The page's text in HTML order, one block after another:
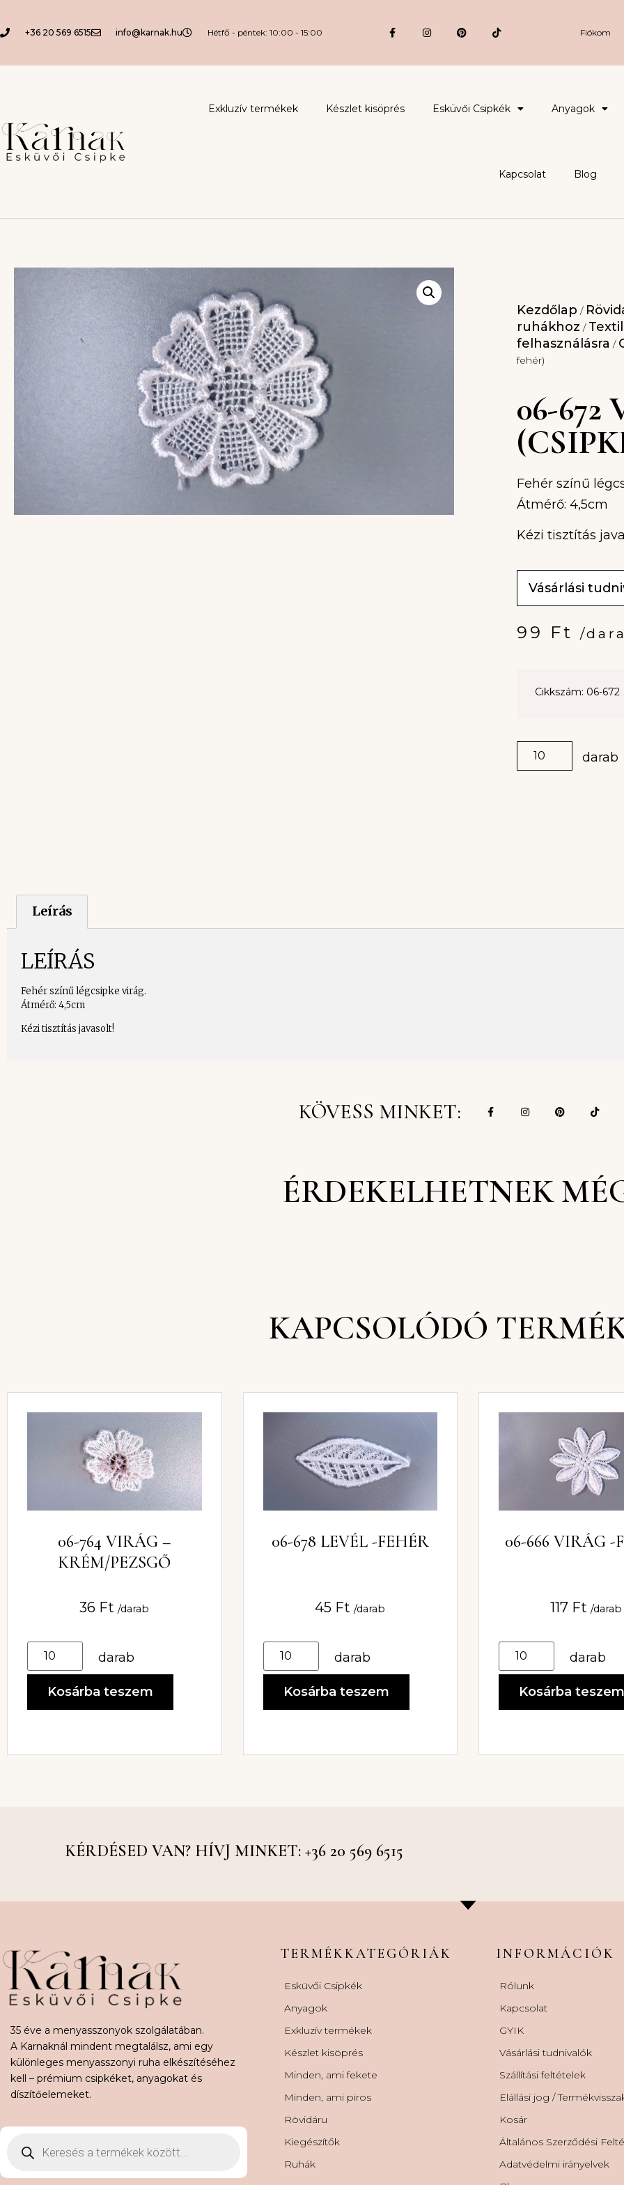
+36 20 569 6515 info@karnak.hu Hétfő - péntek: 10:00 - 15:00 Fiókom
Exkluzív termékek Készlet kisöprés Esküvői Csipkék Anyagok
Kapcsolat Blog
Kezdőlap /
ruhákhoz /
felhasználásra /
fehér)
06-672
Fehér színű
Átmérő: 4,5cm
Kézi tisztítás
Vásárlási
99 Ft /
Cikkszám: 06-672
darab
Leírás
LEÍRÁS
Fehér színű légcsipke virág.
Átmérő: 4,5cm
Kézi tisztítás javasolt!
KÖVESS MINKET:
ÉRDEKELHETNEK
KAPCSOLÓDÓ
06-764 VIRÁG –
KRÉM/PEZSGŐ
36 Ft /darab
darab
Kosárba teszem
06-678 LEVÉL -FEHÉR
45 Ft /darab
darab
Kosárba teszem
06-666
117 Ft /darab
darab
Kosárba teszem
KÉRDÉSED VAN? HÍVJ MINKET: +36 20 569 6515
35 éve a menyasszonyok szolgálatában.
A Karnaknál mindent megtalálsz, ami egy
különleges menyasszonyi ruha elkészítéséhez
kell – prémium csipkéket, anyagokat és
díszítőelemeket.
TERMÉKKATEGÓRIÁK
Esküvői Csipkék
Anyagok
Exkluzív termékek
Készlet kisöprés
Minden, ami fekete
Minden, ami piros
Rövidáru
Kiegészítők
Ruhák
INFORMÁCIÓK
Rólunk
Kapcsolat
GYIK
Vásárlási tudnivalók
Szállítási feltételek
Elállási jog /
Kosár
Általános Szerződési
Adatvédelmi irányelvek